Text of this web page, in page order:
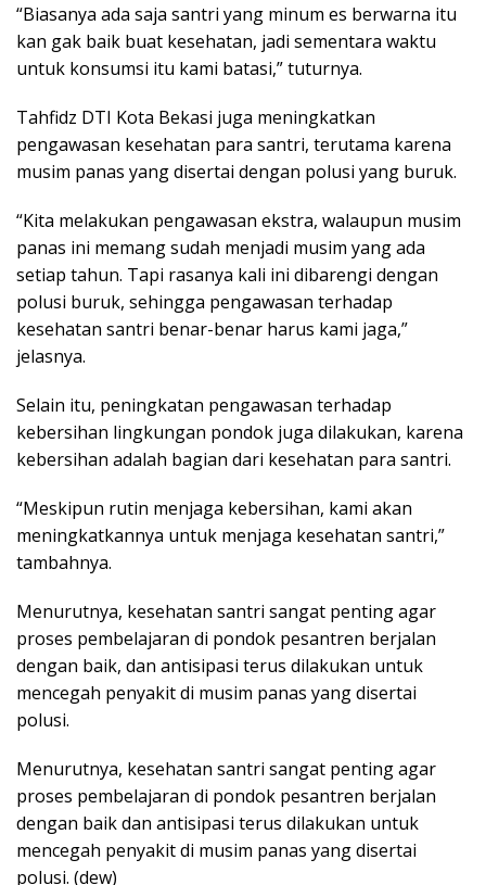
“Biasanya ada saja santri yang minum es berwarna itu
kan gak baik buat kesehatan, jadi sementara waktu
untuk konsumsi itu kami batasi,” tuturnya.
Tahfidz DTI Kota Bekasi juga meningkatkan
pengawasan kesehatan para santri, terutama karena
musim panas yang disertai dengan polusi yang buruk.
“Kita melakukan pengawasan ekstra, walaupun musim
panas ini memang sudah menjadi musim yang ada
setiap tahun. Tapi rasanya kali ini dibarengi dengan
polusi buruk, sehingga pengawasan terhadap
kesehatan santri benar-benar harus kami jaga,”
jelasnya.
Selain itu, peningkatan pengawasan terhadap
kebersihan lingkungan pondok juga dilakukan, karena
kebersihan adalah bagian dari kesehatan para santri.
“Meskipun rutin menjaga kebersihan, kami akan
meningkatkannya untuk menjaga kesehatan santri,”
tambahnya.
Menurutnya, kesehatan santri sangat penting agar
proses pembelajaran di pondok pesantren berjalan
dengan baik, dan antisipasi terus dilakukan untuk
mencegah penyakit di musim panas yang disertai
polusi.
Menurutnya, kesehatan santri sangat penting agar
proses pembelajaran di pondok pesantren berjalan
dengan baik dan antisipasi terus dilakukan untuk
mencegah penyakit di musim panas yang disertai
polusi. (dew)